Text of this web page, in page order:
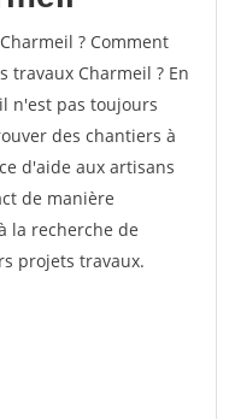
? Comment
Charmeil ? En
n'est pas toujours
des chantiers à
d'aide aux artisans
de manière
la recherche de
projets travaux.